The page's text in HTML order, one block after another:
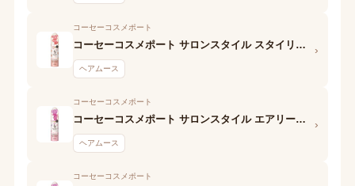
コーセーコスメポート
コーセーコスメポート サロンスタイル スタイリングムース (ウェットスタイル)
ヘアムース
›
コーセーコスメポート
コーセーコスメポート サロンスタイル エアリーホイップワックス(ふんわりウェーブ)
ヘアムース
›
コーセーコスメポート